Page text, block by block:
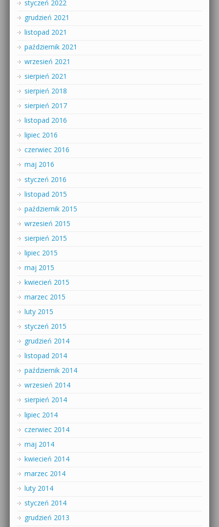
styczeń 2022
grudzień 2021
listopad 2021
październik 2021
wrzesień 2021
sierpień 2021
sierpień 2018
sierpień 2017
listopad 2016
lipiec 2016
czerwiec 2016
maj 2016
styczeń 2016
listopad 2015
październik 2015
wrzesień 2015
sierpień 2015
lipiec 2015
maj 2015
kwiecień 2015
marzec 2015
luty 2015
styczeń 2015
grudzień 2014
listopad 2014
październik 2014
wrzesień 2014
sierpień 2014
lipiec 2014
czerwiec 2014
maj 2014
kwiecień 2014
marzec 2014
luty 2014
styczeń 2014
grudzień 2013